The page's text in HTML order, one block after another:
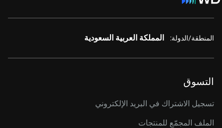
المنطقة/الدولة: المملكة العربية السعودية
التسوق
تسجيل الاشتراك في البريد الإلكتروني
الملف المجمّع للمنتجات